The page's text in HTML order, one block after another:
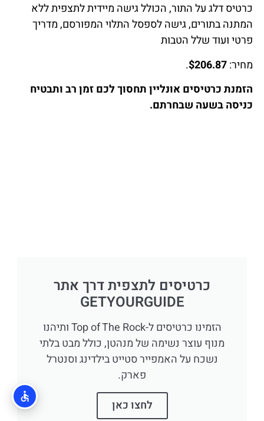
כרטיס דלג על התור, הכולל גישה מיידית לתצפית ללא
המתנה בתורים, גישה לספסל התלוי המפורסם, מדריך
פרטי ועוד שלל הטבות
מחיר:$206.87
.
הזמנת כרטיסים אונליין תחסוך לכם זמן רב ותבטיח
כניסה בשעה שבחרתם.
כרטיסים לתצפית דרך אתר
GETYOURGUIDE
הזמינו כרטיסים ל-Top of The Rock ותיהנו
מנוף עוצר נשימה של מנהטן, כולל מבט בלתי
נשכח על האמפייר סטייט בילדינג וסנטרל
פארק.
לחצו כאן